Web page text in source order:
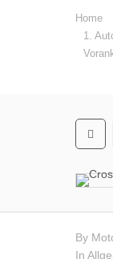
Home
1.
By
In